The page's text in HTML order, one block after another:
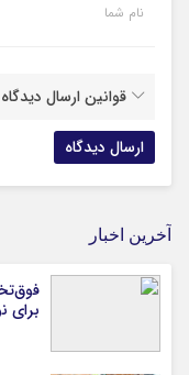
نام شما
قوانین ارسال دیدگاه
آخرین اخبار
برای